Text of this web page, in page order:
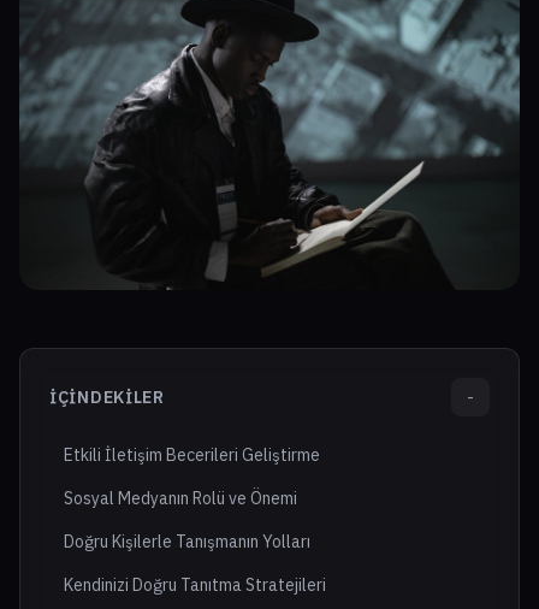
İÇINDEKILER -
Etkili İletişim Becerileri Geliştirme
Sosyal Medyanın Rolü ve Önemi
Doğru Kişilerle Tanışmanın Yolları
Kendinizi Doğru Tanıtma Stratejileri